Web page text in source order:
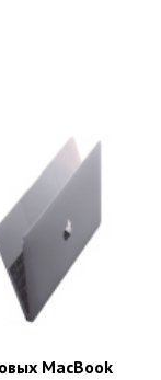
MacBook